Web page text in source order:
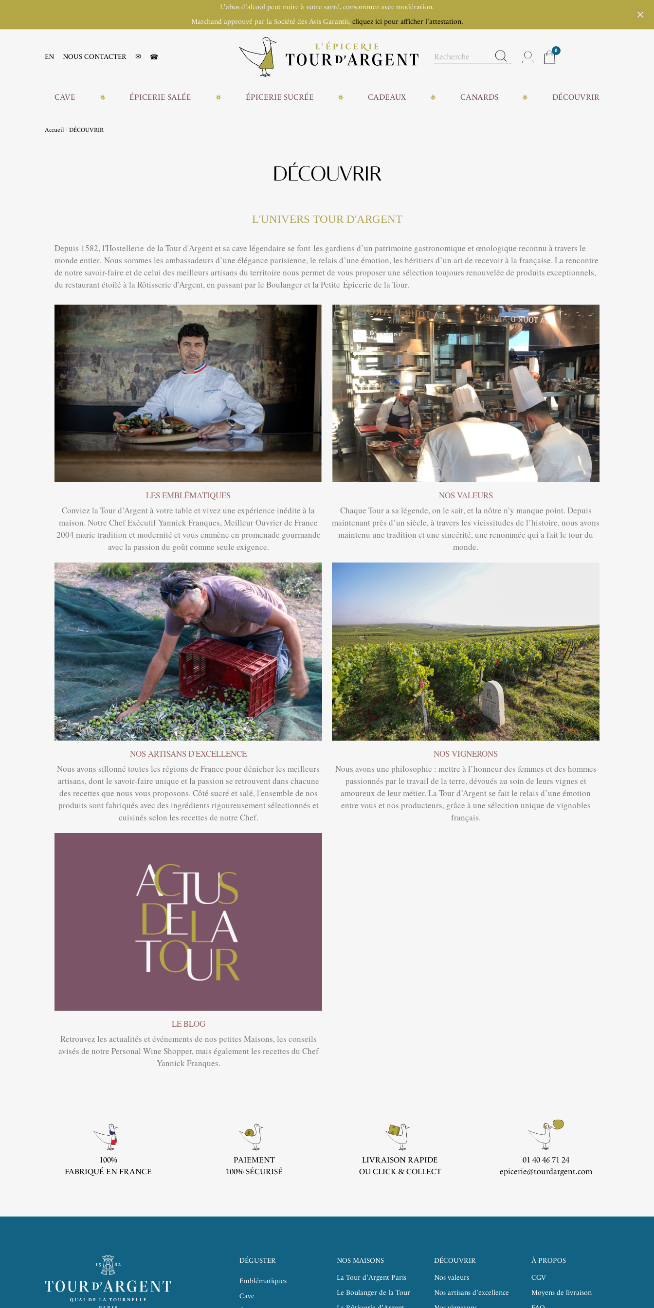
L'abus d'alcool peut nuire à votre santé, consommez avec modération.
Marchand approuvé par la Société des Avis Garantis, cliquez ici pour afficher l'attestation.
EN NOUS CONTACTER ✉ ☎
0
CAVE ÉPICERIE SALÉE ÉPICERIE SUCRÉE CADEAUX CANARDS DÉCOUVRIR
Accueil DÉCOUVRIR
DÉCOUVRIR
L'UNIVERS TOUR D'ARGENT
Depuis 1582, l'Hostellerie de la Tour d'Argent et sa cave légendaire se font les gardiens d’un patrimoine gastronomique et œnologique reconnu à travers le
monde entier. Nous sommes les ambassadeurs d’une élégance parisienne, le relais d’une émotion, les héritiers d’un art de recevoir à la française. La rencontre
de notre savoir-faire et de celui des meilleurs artisans du territoire nous permet de vous proposer une sélection toujours renouvelée de produits exceptionnels,
du restaurant étoilé à la Rôtisserie d'Argent, en passant par le Boulanger et la Petite Épicerie de la Tour.
LES EMBLÉMATIQUES
Conviez la Tour d’Argent à votre table et vivez une expérience inédite à la
maison. Notre Chef Exécutif Yannick Franques, Meilleur Ouvrier de France
2004 marie tradition et modernité et vous emmène en promenade gourmande
avec la passion du goût comme seule exigence.
NOS VALEURS
Chaque Tour a sa légende, on le sait, et la nôtre n’y manque point. Depuis
maintenant près d’un siècle, à travers les vicissitudes de l’histoire, nous avons
maintenu une tradition et une sincérité, une renommée qui a fait le tour du
monde.
NOS ARTISANS D'EXCELLENCE
Nous avons sillonné toutes les régions de France pour dénicher les meilleurs
artisans, dont le savoir-faire unique et la passion se retrouvent dans chacune
des recettes que nous vous proposons. Côté sucré et salé, l'ensemble de nos
produits sont fabriqués avec des ingrédients rigoureusement sélectionnés et
cuisinés selon les recettes de notre Chef.
NOS VIGNERONS
Nous avons une philosophie : mettre à l’honneur des femmes et des hommes
passionnés par le travail de la terre, dévoués au soin de leurs vignes et
amoureux de leur métier. La Tour d’Argent se fait le relais d’une émotion
entre vous et nos producteurs, grâce à une sélection unique de vignobles
français.
LE BLOG
Retrouvez les actualités et événements de nos petites Maisons, les conseils
avisés de notre Personal Wine Shopper, mais également les recettes du Chef
Yannick Franques.
100%
FABRIQUÉ EN FRANCE
PAIEMENT
100% SÉCURISÉ
LIVRAISON RAPIDE
OU CLICK & COLLECT
01 40 46 71 24
epicerie@tourdargent.com
DÉGUSTER
Emblématiques
Cave
NOS MAISONS
La Tour d'Argent Paris
Le Boulanger de la Tour
DÉCOUVRIR
Nos valeurs
Nos artisans d'excellence
À PROPOS
CGV
Moyens de livraison